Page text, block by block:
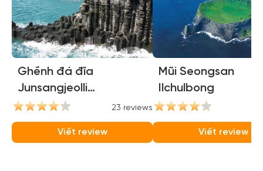
Ghềnh đá đĩa
Junsangjeolli
(Jusangjeolli Cliffs)23 reviews
Viết review
Mũi Seongsan
Ilchulbong
Viết review